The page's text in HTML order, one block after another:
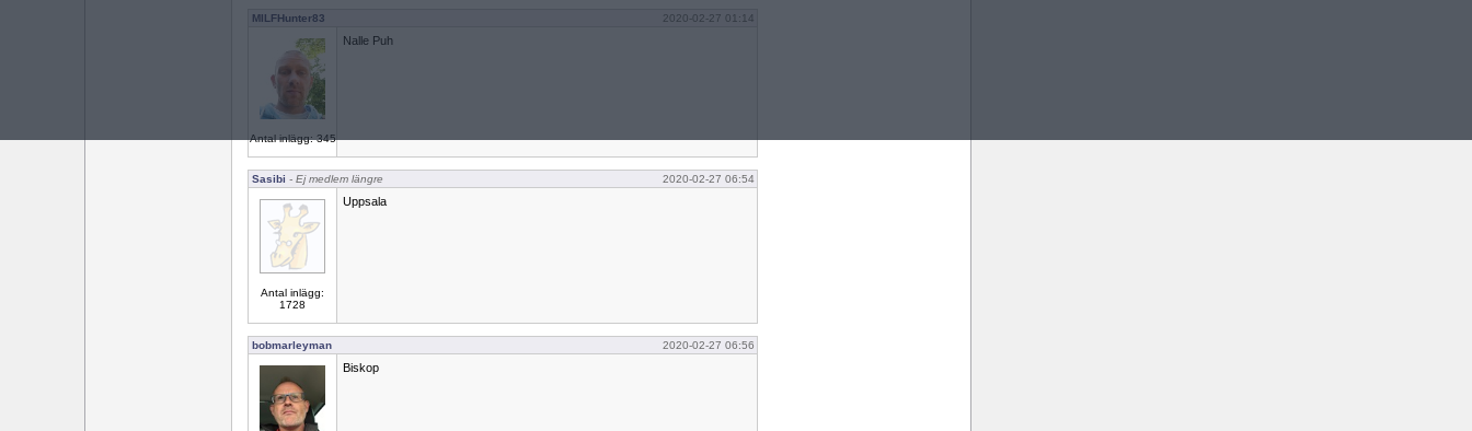
MILFHunter83 2020-02-27 01:14
Antal inlägg: 345
Nalle Puh
Sasibi - Ej medlem längre 2020-02-27 06:54
Antal inlägg:
1728
Uppsala
bobmarleyman 2020-02-27 06:56
Biskop